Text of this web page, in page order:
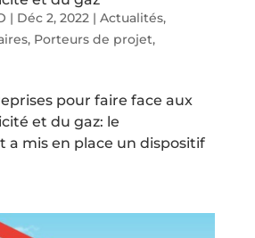
| Déc 2, 2022| Actualités,
, Porteurs de projet,
pour faire face aux
et du gaz: le
a mis en place un dispositif